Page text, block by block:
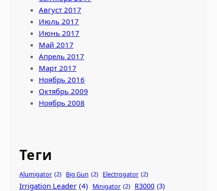
Август 2017
Июль 2017
Июнь 2017
Май 2017
Апрель 2017
Март 2017
Ноябрь 2016
Октябрь 2009
Ноябрь 2008
Теги
Alumigator (2) Big Gun (2) Electrogator (2)
Irrigation Leader (4) Minigator (2) R3000 (3)